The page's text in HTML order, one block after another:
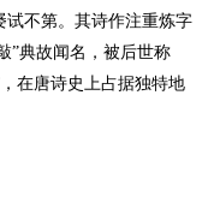
试不第。其诗作注重炼字
”典故闻名，被后世称
在唐诗史上占据独特地